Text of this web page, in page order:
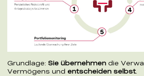
Grundlage: Sie übernehmen die
Vermögens und entscheiden selbst.